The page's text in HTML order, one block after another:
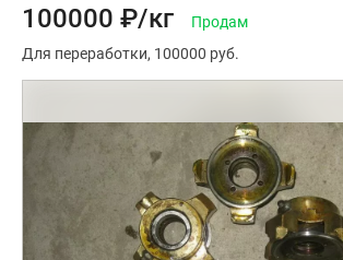
100000 ₽/кг
Продам
Для переработки 100000 руб.